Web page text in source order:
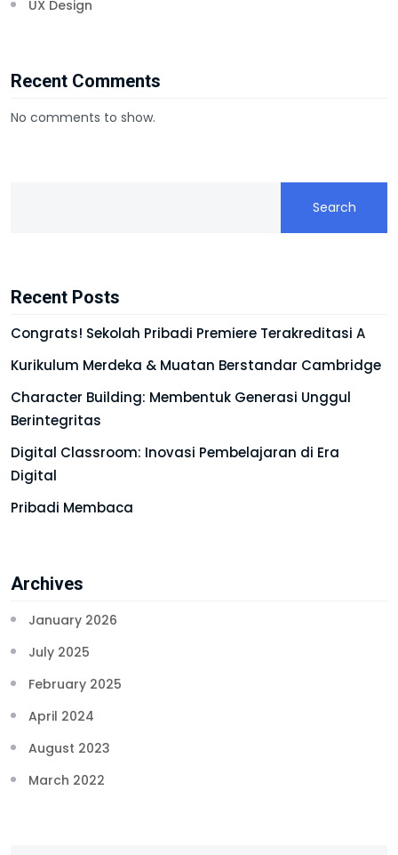
UX Design
Recent Comments
No comments to show.
Search
Recent Posts
Congrats! Sekolah Pribadi Premiere Terakreditasi A
Kurikulum Merdeka & Muatan Berstandar Cambridge
Character Building: Membentuk Generasi Unggul
Berintegritas
Digital Classroom: Inovasi Pembelajaran di Era
Digital
Pribadi Membaca
Archives
January 2026
July 2025
February 2025
April 2024
August 2023
March 2022